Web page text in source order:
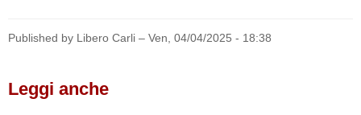
Published by Libero Carli – Ven, 04/04/2025 - 18:38
Leggi anche